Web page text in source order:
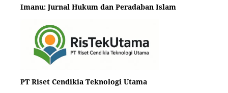
Imanu: Jurnal Hukum dan Peradaban Islam
PT Riset Cendikia Teknologi Utama